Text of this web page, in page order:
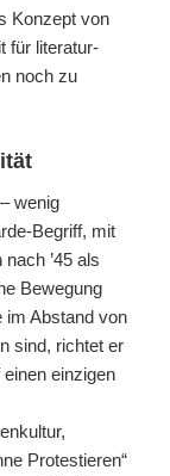
Konzept von
für literatur-
noch zu
wenig
Begriff, mit
’45 als
Bewegung
im Abstand von
sind, richtet er
einzigen
Protestieren“